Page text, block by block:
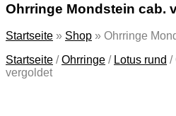
Ohrringe Mondstein cab.
Startseite » Shop » Ohrringe
Startseite /Ohrringe / Lotus rund /
vergoldet